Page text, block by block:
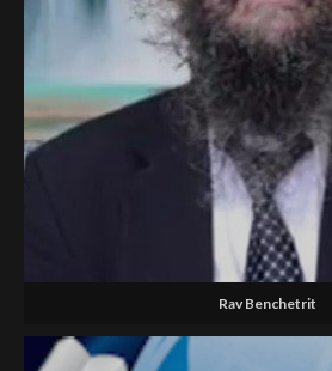
Rav Benchetrit